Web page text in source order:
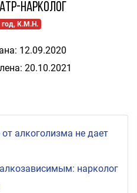
нарколог
год, К.М.Н.
12.09.2020
20.10.2021
алкоголизма не дает
нарколог